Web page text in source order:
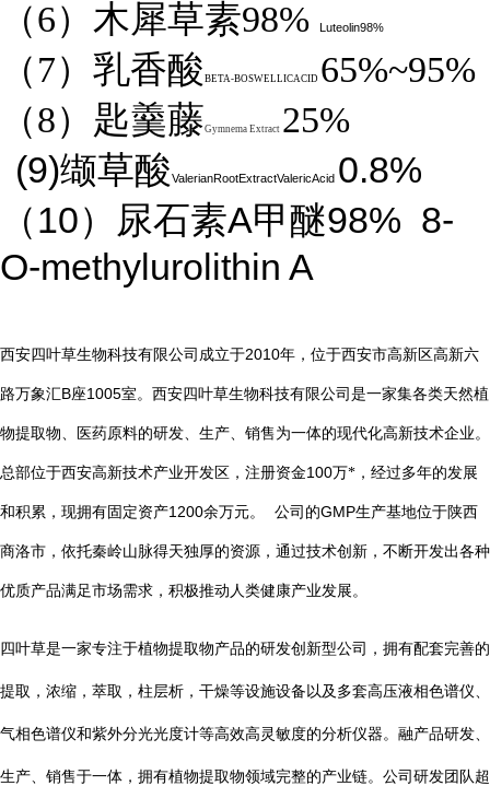
（6）木犀草素98% Luteolin98%
（7）乳香酸 BETA-BOSWELLICACID 65%~95%
（8）匙羹藤Gymnema Extract 25%
(9)缬草酸ValerianRootExtractValericAcid 0.8%
（10）尿石素A甲醚98% 8-
O-methylurolithin A
西安四叶草生物科技有限公司成立于2010年，位于西安市高新区高新六
路万象汇B座1005室。西安四叶草生物科技有限公司是一家集各类天然植
物提取物、医药原料的研发、生产、销售为一体的现代化高新技术企业。
总部位于西安高新技术产业开发区，注册资金100万*，经过多年的发展
和积累，现拥有固定资产1200余万元。 公司的GMP生产基地位于陕西
商洛市，依托秦岭山脉得天独厚的资源，通过技术创新，不断开发出各种
优质产品满足市场需求，积极推动人类健康产业发展。
四叶草是一家专注于植物提取物产品的研发创新型公司，拥有配套完善的
提取，浓缩，萃取，柱层析，干燥等设施设备以及多套高压液相色谱仪、
气相色谱仪和紫外分光光度计等高效高灵敏度的分析仪器。融产品研发、
生产、销售于一体，拥有植物提取物领域完整的产业链。公司研发团队超